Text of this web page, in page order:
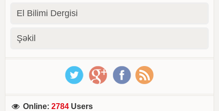
El Bilimi Dergisi
Şəkil
Online:2784 Users